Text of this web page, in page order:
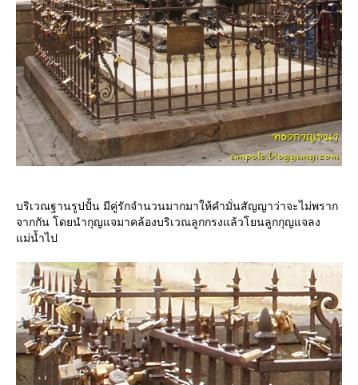
บริเวณฐานรูปปั้น มีคู่รักจำนวนมากมาให้คำมั่นสัญญาว่าจะไม่พราก
จากกัน โดยนำกุญแจมาคล้องบริเวณลูกกรงแล้วโยนลูกกุญแจลง
ม่น้ำไป